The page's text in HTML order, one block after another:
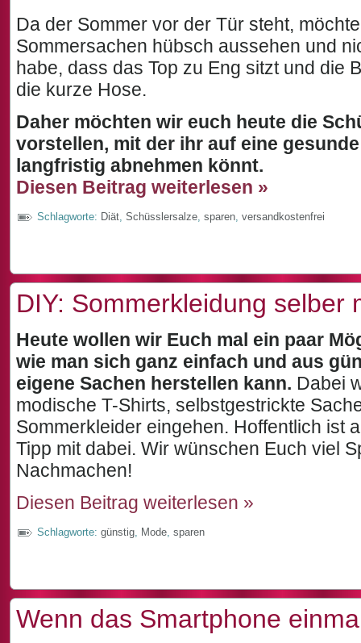
Da der Sommer vor der Tür steht,
Sommersachen hübsch aussehen und
habe, dass das Top zu Eng sitzt und die
die kurze Hose.
Daher möchten wir euch heute die
vorstellen, mit der ihr auf eine
langfristig abnehmen könnt.
Diesen Beitrag weiterlesen »
Schlagworte: Diät, Schüsslersalze, sparen, versandkostenfrei
DIY: Sommerkleidung selber
Heute wollen wir Euch mal ein paar
wie man sich ganz einfach und aus
eigene Sachen herstellen kann. Dabei
modische T-Shirts, selbstgestrickte
Sommerkleider eingehen. Hoffentlich ist
Tipp mit dabei. Wir wünschen Euch viel
Nachmachen!
Diesen Beitrag weiterlesen »
Schlagworte: günstig, Mode, sparen
Wenn das Smartphone